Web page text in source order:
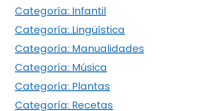
Categoría: Infantil
Categoría: Lingüística
Categoría: Manualidades
Categoría: Música
Categoría: Plantas
Categoría: Recetas